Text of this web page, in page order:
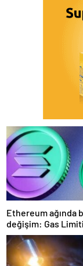
Ethereum ağında
değişim: Gas
işlem ücretleri